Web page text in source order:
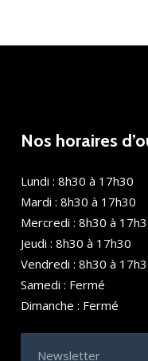
Nos horaires
Lundi : 8h30 à 17h30
Mardi : 8h30 à 17h30
Mercredi : 8h30 à
Jeudi : 8h30 à 17h30
Vendredi : 8h30 à
Samedi : Fermé
Dimanche : Fermé